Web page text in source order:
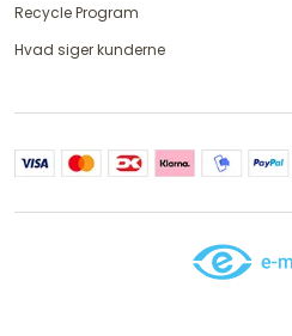
Recycle Program
Hvad siger kunderne